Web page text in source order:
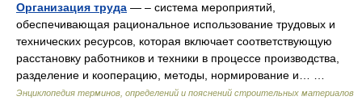
Организация труда — – система мероприятий,
обеспечивающая рациональное использование трудовых и
технических ресурсов, которая включает соответствующую
расстановку работников и техники в процессе производства,
разделение и кооперацию, методы, нормирование и… …
Энциклопедия терминов, определений и пояснений строительных материалов